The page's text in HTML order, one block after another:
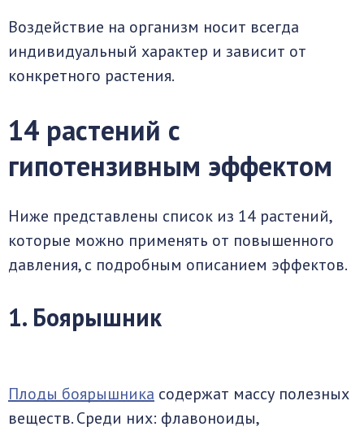
Воздействие на организм носит всегда
индивидуальный характер и зависит от
конкретного растения.
14 растений с
гипотензивным эффектом
Ниже представлены список из 14 растений,
которые можно применять от повышенного
давления, с подробным описанием эффектов.
1. Боярышник
Плоды боярышника содержат массу полезных
веществ. Среди них: флавоноиды,